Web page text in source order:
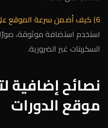
6) كيف أضمن سرعة الموقع على الجوال؟
استخدم استضافة موثوقة،
السكربتات غير الضرورية.
نصائح إضافية
موقع الدورات